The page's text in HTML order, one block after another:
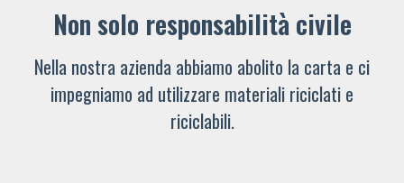
Non solo responsabilità civile
Nella nostra azienda abbiamo abolito la carta e ci
impegniamo ad utilizzare materiali riciclati e
riciclabili.